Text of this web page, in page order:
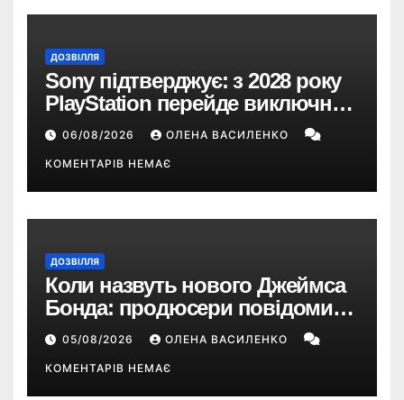
ДОЗВІЛЛЯ
Sony підтверджує: з 2028 року
PlayStation перейде виключно
на цифрові ігри
06/08/2026 ОЛЕНА ВАСИЛЕНКО
КОМЕНТАРІВ НЕМАЄ
ДОЗВІЛЛЯ
Коли назвуть нового Джеймса
Бонда: продюсери повідомили
про терміни кастингу
05/08/2026 ОЛЕНА ВАСИЛЕНКО
КОМЕНТАРІВ НЕМАЄ